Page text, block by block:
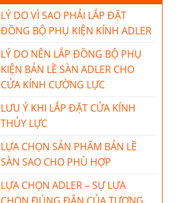
LÝ DO VÌ SAO PHẢI LẮP ĐẶT
ĐỒNG BỘ PHỤ KIỆN KÍNH ADLER
LÝ DO NÊN LẮP ĐỒNG BỘ PHỤ
KIỆN BẢN LỀ SÀN ADLER CHO
CỬA KÍNH CƯỜNG LỰC
LƯU Ý KHI LẮP ĐẶT CỬA KÍNH
THỦY LỰC
LỰA CHỌN SẢN PHẨM BẢN LỀ
SÀN SAO CHO PHÙ HỢP
LỰA CHỌN ADLER – SỰ LỰA